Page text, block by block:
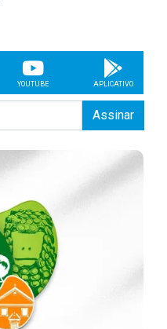
YOUTUBE APLICATIVO
Assinar